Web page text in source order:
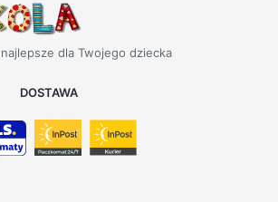
dla Twojego dziecka
DOSTAWA